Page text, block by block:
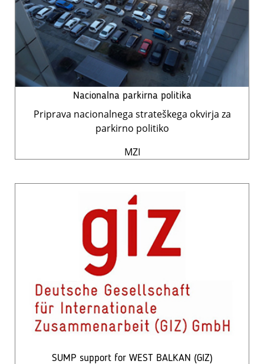
Nacionalna parkirna politika
Priprava nacionalnega strateškega okvirja za
parkirno politiko
MZI
SUMP support for WEST BALKAN (GIZ)